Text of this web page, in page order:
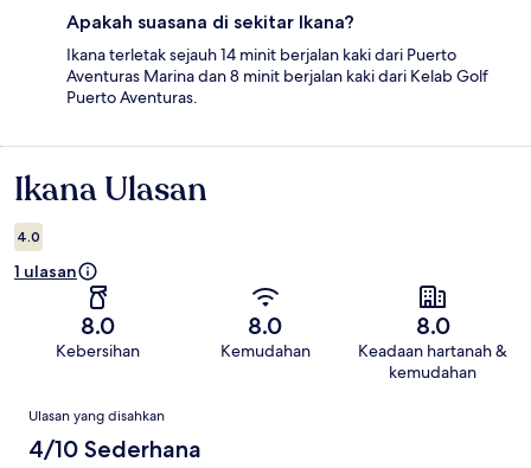
Apakah suasana di sekitar Ikana?
Ikana terletak sejauh 14 minit berjalan kaki dari Puerto
Aventuras Marina dan 8 minit berjalan kaki dari Kelab Golf
Puerto Aventuras.
Ulasan
Ikana Ulasan
4.0
1 ulasan
8.0
Kebersihan
8.0
Kemudahan
8.0
Keadaan hartanah &
kemudahan
Ulasan
Ulasan yang disahkan
4/10 Sederhana